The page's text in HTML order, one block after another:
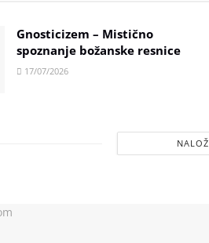
Gnosticizem – Mistično
spoznanje božanske resnice
17/07/2026